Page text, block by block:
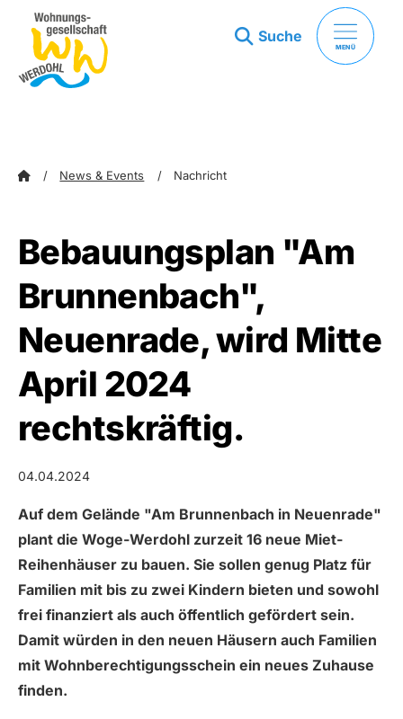
Suche
MENÜ
zum Inhalt springen
News & Events Nachricht
Bebauungsplan "Am
Brunnenbach",
Neuenrade, wird Mitte
April 2024
rechtskräftig.
04.04.2024
Auf dem Gelände "Am Brunnenbach in Neuenrade"
plant die Woge-Werdohl zurzeit 16 neue Miet-
Reihenhäuser zu bauen. Sie sollen genug Platz für
Familien mit bis zu zwei Kindern bieten und sowohl
frei finanziert als auch öffentlich gefördert sein.
Damit würden in den neuen Häusern auch Familien
mit Wohnberechtigungsschein ein neues Zuhause
finden.